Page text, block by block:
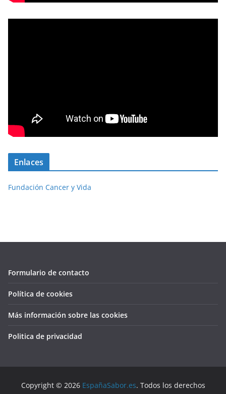
Enlaces
Fundación Cancer y Vida
Formulario de contacto
Política de cookies
Más información sobre las cookies
Politica de privacidad
Copyright © 2026 EspañaSabor.es. Todos los derechos